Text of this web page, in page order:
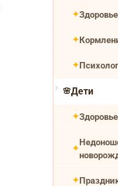
Дети